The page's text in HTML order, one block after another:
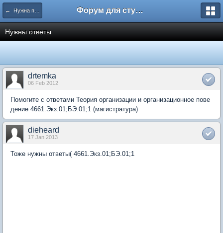
← Нужна помощь Форум для студента СГА
Нужны ответы
drtemka
06 Feb 2012
Помогите с ответами Теория организации и организационное пове
дение 4661.Экз.01;БЭ.01;1 (магистратура)
dieheard
17 Jan 2013
Тоже нужны ответы( 4661.Экз.01;БЭ.01;1